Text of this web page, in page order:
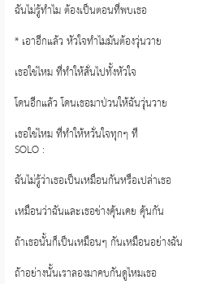
ฉันไม่รู้ทำไม ต้องเป็นตอนที่พบเธอ
* เอาอีกแล้ว หัวใจทำไมมันต้องวุ่นวาย
เธอใช่ไหม ที่ทำให้สั่นไปทั้งหัวใจ
โดนอีกแล้ว โดนเธอมาป่วนให้ฉันวุ่นวาย
เธอใช่ไหม ที่ทำให้หวั่นใจทุกๆ ที
SOLO :
ฉันไม่รู้ว่าเธอเป็นเหมือนกันหรือเปล่าเธอ
เหมือนว่าฉันและเธอช่างคุ้นเคย คุ้นกัน
ถ้าเธอนั้นก็เป็นเหมือนๆ กันเหมือนอย่างฉัน
ถ้าอย่างนั้นเราลองมาคบกันดูไหมเธอ